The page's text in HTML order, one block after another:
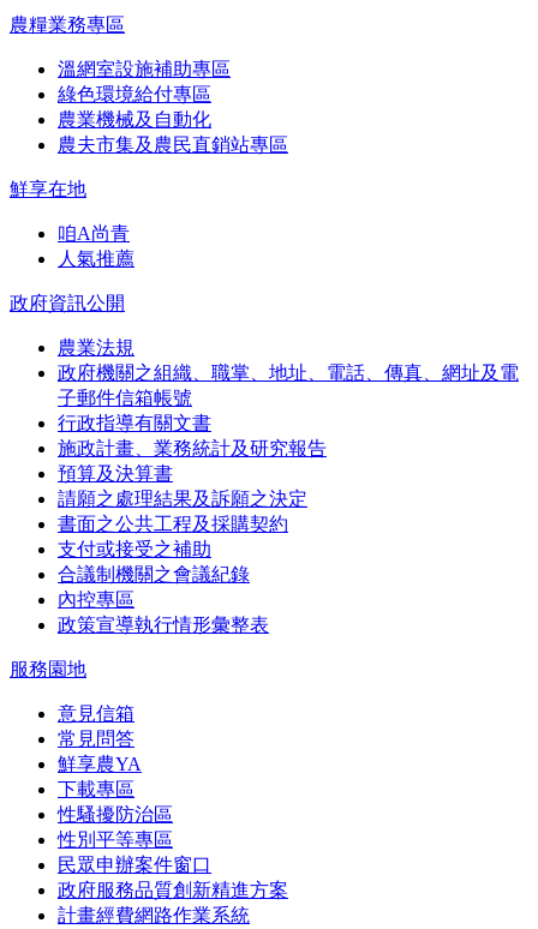
農糧業務專區
溫網室設施補助專區
綠色環境給付專區
農業機械及自動化
農夫市集及農民直銷站專區
鮮享在地
咱A尚青
人氣推薦
政府資訊公開
農業法規
政府機關之組織、職掌、地址、電話、傳真、網址及電
子郵件信箱帳號
行政指導有關文書
施政計畫、業務統計及研究報告
預算及決算書
請願之處理結果及訴願之決定
書面之公共工程及採購契約
支付或接受之補助
合議制機關之會議紀錄
內控專區
政策宣導執行情形彙整表
服務園地
意見信箱
常見問答
鮮享農YA
下載專區
性騷擾防治區
性別平等專區
民眾申辦案件窗口
政府服務品質創新精進方案
計畫經費網路作業系統